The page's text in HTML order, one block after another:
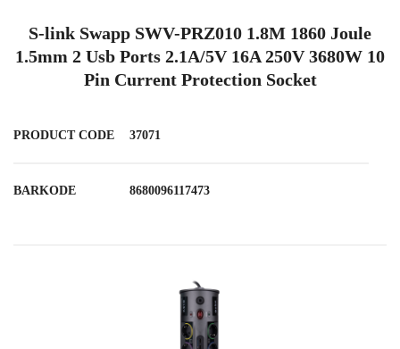
S-link Swapp SWV-PRZ010 1.8M 1860 Joule
1.5mm 2 Usb Ports 2.1A/5V 16A 250V 3680W 10
Pin Current Protection Socket
PRODUCT CODE 37071
BARKODE 8680096117473